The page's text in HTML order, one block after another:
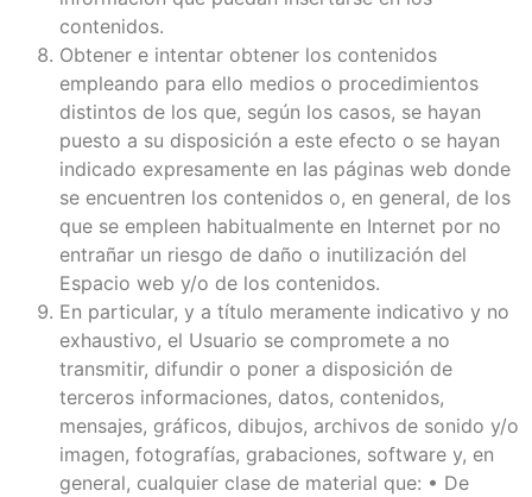
contenidos.
Obtener e intentar obtener los contenidos
empleando para ello medios o procedimientos
distintos de los que, según los casos, se hayan
puesto a su disposición a este efecto o se hayan
indicado expresamente en las páginas web donde
se encuentren los contenidos o, en general, de los
que se empleen habitualmente en Internet por no
entrañar un riesgo de daño o inutilización del
Espacio web y/o de los contenidos.
En particular, y a título meramente indicativo y no
exhaustivo, el Usuario se compromete a no
transmitir, difundir o poner a disposición de
terceros informaciones, datos, contenidos,
mensajes, gráficos, dibujos, archivos de sonido y/o
imagen, fotografías, grabaciones, software y, en
general, cualquier clase de material que: • De